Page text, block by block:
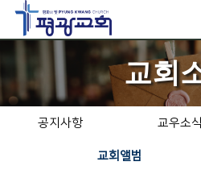
교회
공지사항 교우소식
교회앨범